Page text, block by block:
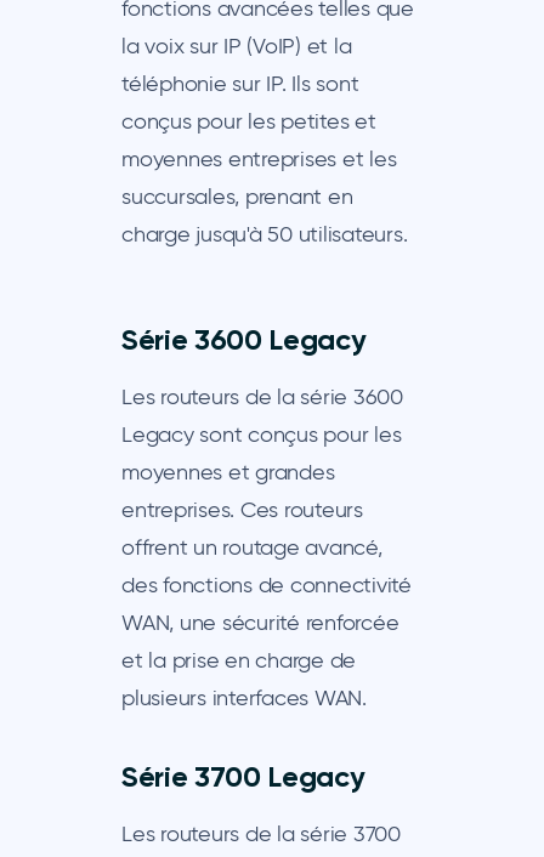
fonctions avancées telles que
la voix sur IP (VoIP) et la
téléphonie sur IP. Ils sont
conçus pour les petites et
moyennes entreprises et les
succursales, prenant en
charge jusqu'à 50 utilisateurs.
Série 3600 Legacy
Les routeurs de la série 3600
Legacy sont conçus pour les
moyennes et grandes
entreprises. Ces routeurs
offrent un routage avancé,
des fonctions de connectivité
WAN, une sécurité renforcée
et la prise en charge de
plusieurs interfaces WAN.
Série 3700 Legacy
Les routeurs de la série 3700